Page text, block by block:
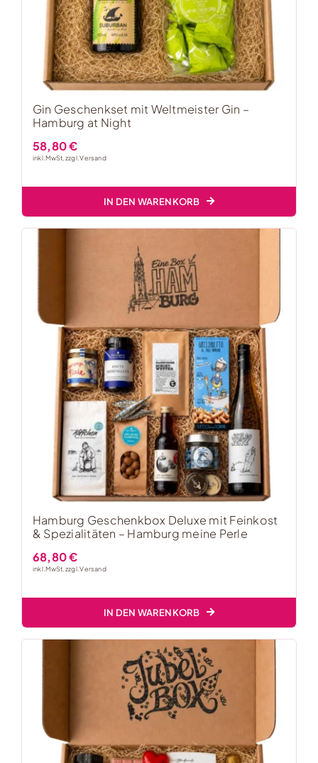
Gin Geschenkset mit Weltmeister Gin –
Hamburg at Night
58,80€
inkl. MwSt, zzgl.Versand
IN DEN WARENKORB
Hamburg Geschenkbox Deluxe mit Feinkost
& Spezialitäten – Hamburg meine Perle
68,80€
inkl. MwSt, zzgl.Versand
IN DEN WARENKORB